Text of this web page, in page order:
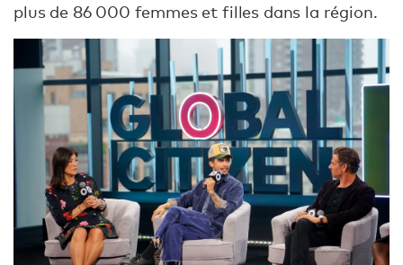
plus de 86 000 femmes et filles dans la région.